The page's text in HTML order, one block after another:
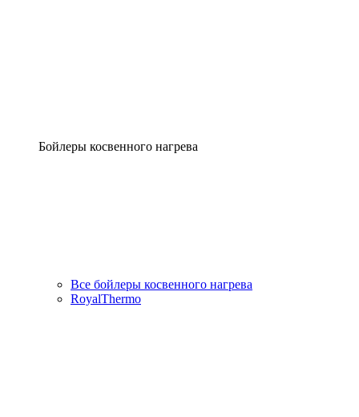
Бойлеры косвенного нагрева
Все бойлеры косвенного нагрева
RoyalThermo